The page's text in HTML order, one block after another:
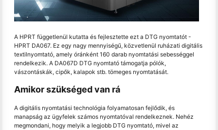
A HPRT függetlenül kutatta és fejlesztette ezt a DTG nyomtatót -
HPRT DA067. Ez egy nagy mennyiségű, közvetlenül ruházati digitális
textilnyomtató, amely óránként 160 darab nyomtatási sebességgel
rendelkezik. A DA067D DTG nyomtató támogatja pólók,
vászontáskák, cipők, kalapok stb. tömeges nyomtatását.
Amikor szükséged van rá
A digitális nyomtatási technológia folyamatosan fejlődik, és
manapság az ügyfelek számos nyomtatóval rendelkeznek. Nehéz
megmondani, hogy melyik a legjobb DTG nyomtató, mivel az